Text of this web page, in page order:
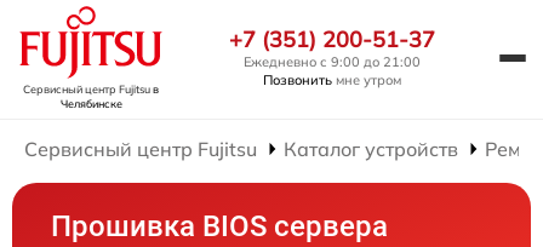
Сервисный центр Fujitsuв
Челябинске
+7 (351) 200-51-37
Ежедневно с 9:00 до 21:00
Позвонить мне утром
Сервисный центр Fujitsu Каталог устройств
Прошивка BIOS сервера